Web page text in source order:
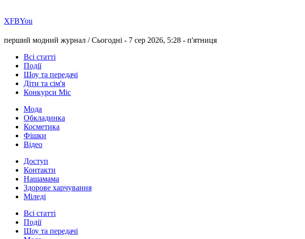
ХFBYou
перший модний журнал /Сьогодні - 7 сер 2026, 5:28 - п'ятниця
Всі статті
Події
Шоу та передачі
Діти та сім'я
Конкурси Міс
Мода
Обкладинка
Косметика
Фішки
Відео
Доступ
Контакти
Нашамама
Здорове харчування
Міледі
Всі статті
Події
Шоу та передачі